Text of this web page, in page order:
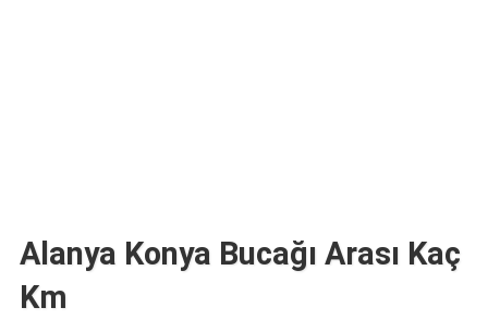
Alanya Konya Bucağı Arası Kaç
Km